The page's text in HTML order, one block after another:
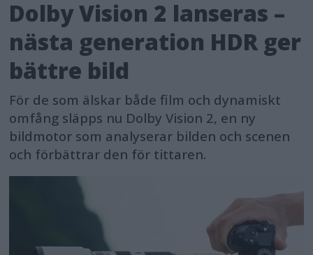
Dolby Vision 2 lanseras –
nästa generation HDR ger
bättre bild
För de som älskar både film och dynamiskt
omfång släpps nu Dolby Vision 2, en ny
bildmotor som analyserar bilden och scenen
och förbättrar den för tittaren.